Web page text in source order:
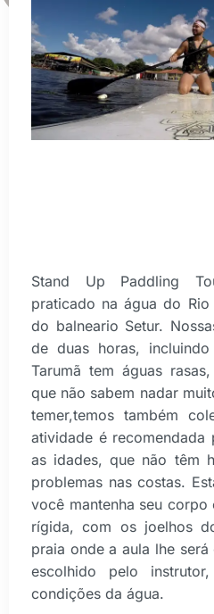
Stand Up Paddling
praticado na água do Rio
do balneario Setur.
de duas horas,
Tarumã tem águas
que não sabem nadar
temer,temos também
atividade é recomendada
as idades, que não têm
problemas nas costas.
você mantenha seu
rígida, com os joelhos
praia onde a aula lhe
escolhido pelo
condições da água.